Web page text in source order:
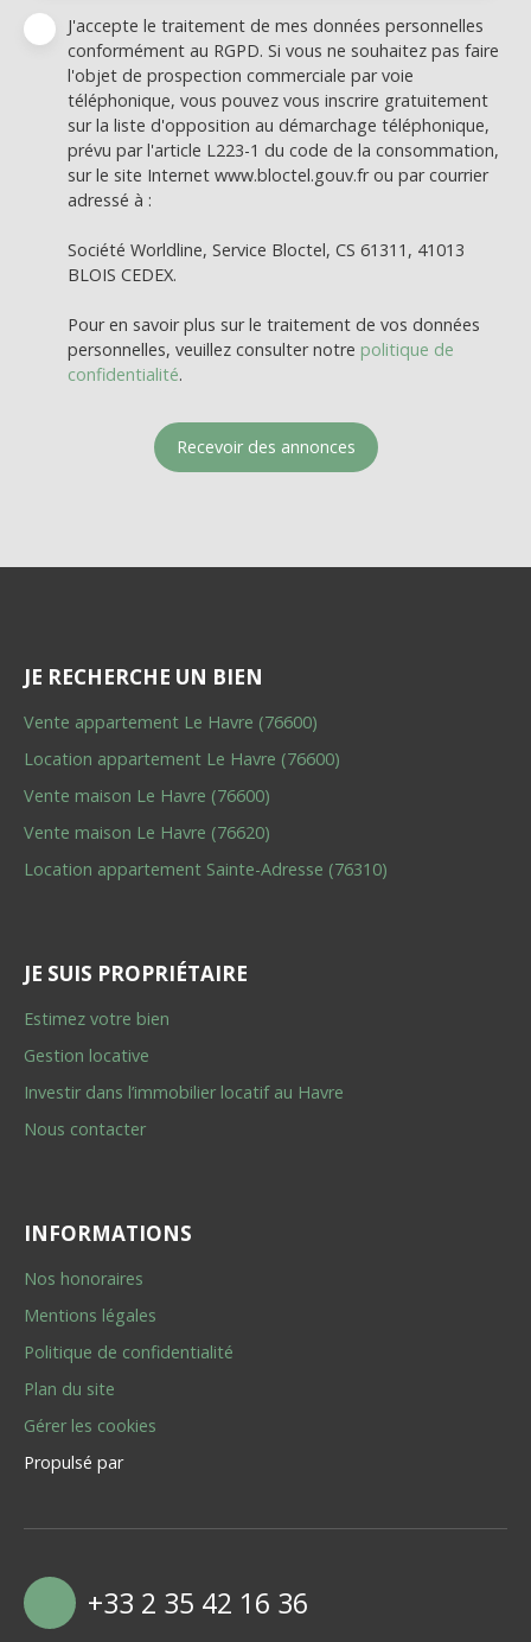
J'accepte le traitement de mes données personnelles
conformément au RGPD. Si vous ne souhaitez pas faire
l'objet de prospection commerciale par voie
téléphonique, vous pouvez vous inscrire gratuitement
sur la liste d'opposition au démarchage téléphonique,
prévu par l'article L223-1 du code de la consommation,
sur le site Internet www.bloctel.gouv.fr ou par courrier
adressé à :
Société Worldline, Service Bloctel, CS 61311, 41013
BLOIS CEDEX.
Pour en savoir plus sur le traitement de vos données
personnelles, veuillez consulter notre politique de
confidentialité.
Recevoir des annonces
JE RECHERCHE UN BIEN
Vente appartement Le Havre (76600)
Location appartement Le Havre (76600)
Vente maison Le Havre (76600)
Vente maison Le Havre (76620)
Location appartement Sainte-Adresse (76310)
JE SUIS PROPRIÉTAIRE
Estimez votre bien
Gestion locative
Investir dans l’immobilier locatif au Havre
Nous contacter
INFORMATIONS
Nos honoraires
Mentions légales
Politique de confidentialité
Plan du site
Gérer les cookies
Propulsé par
+33 2 35 42 16 36